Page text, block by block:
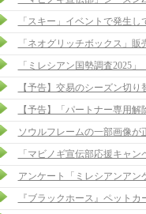
「スキー」イベントで発生
「ネオグリッチボックス」
「ミレシアン国勢調査2025
【予告】交易のシーズン切り
【予告】「パートナー専用
ソウルフレームの一部画像
「マビノギ宣伝部応援キャ
アンケート「ミレシアンアン
『ブラックホース』ペット